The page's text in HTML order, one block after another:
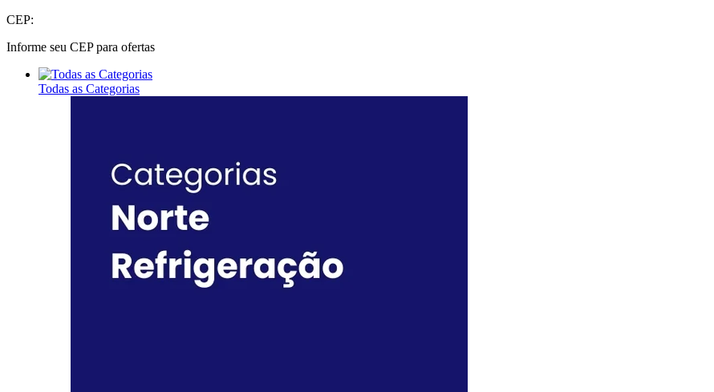
CEP:
Informe seu CEP para ofertas
Todas as Categorias